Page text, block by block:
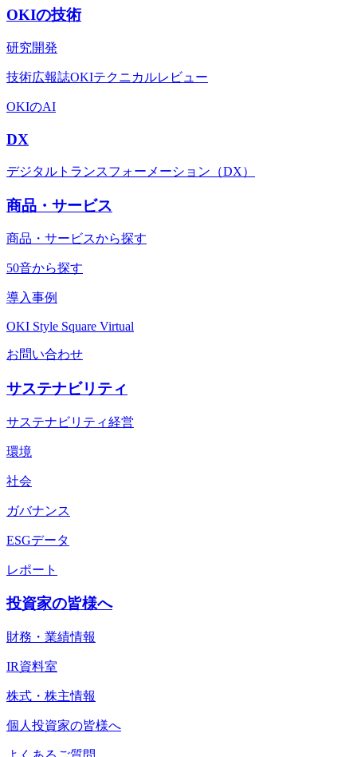
OKIの技術
研究開発
技術広報誌OKIテクニカルレビュー
OKIのAI
DX
デジタルトランスフォーメーション（DX）
商品・サービス
商品・サービスから探す
50音から探す
導入事例
OKI Style Square Virtual
お問い合わせ
サステナビリティ
サステナビリティ経営
環境
社会
ガバナンス
ESGデータ
レポート
投資家の皆様へ
財務・業績情報
IR資料室
株式・株主情報
個人投資家の皆様へ